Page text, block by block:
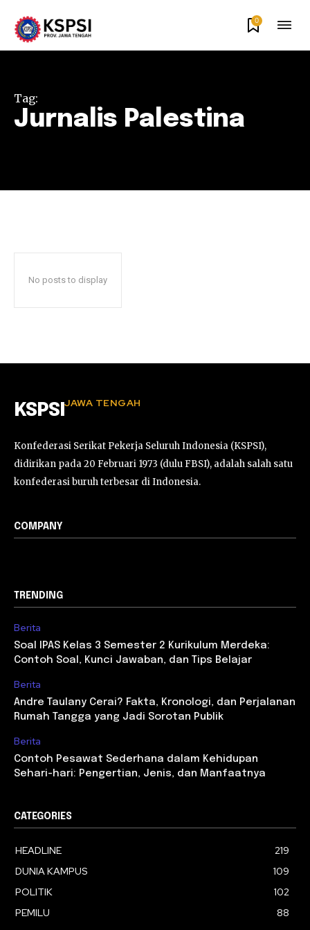
0
Tag:
Jurnalis Palestina
No posts to display
KSPSI JAWA TENGAH
Konfederasi Serikat Pekerja Seluruh Indonesia (KSPSI),
didirikan pada 20 Februari 1973 (dulu FBSI), adalah salah satu
konfederasi buruh terbesar di Indonesia.
COMPANY
TRENDING
Berita
Soal IPAS Kelas 3 Semester 2 Kurikulum Merdeka:
Contoh Soal, Kunci Jawaban, dan Tips Belajar
Berita
Andre Taulany Cerai? Fakta, Kronologi, dan Perjalanan
Rumah Tangga yang Jadi Sorotan Publik
Berita
Contoh Pesawat Sederhana dalam Kehidupan
Sehari-hari: Pengertian, Jenis, dan Manfaatnya
CATEGORIES
HEADLINE
219
DUNIA KAMPUS
109
POLITIK
102
PEMILU
88